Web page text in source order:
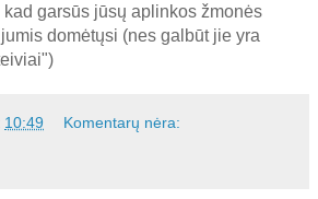
kad garsūs jūsų aplinkos žmonės
domėtųsi (nes galbūt jie yra
10:49 Komentarų nėra: